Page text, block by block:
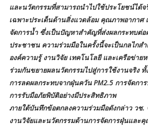
และนวัตกรรมที่สามารถนำไปใช้ประโยชน์ได้
เฉพาะประเด็นด้านสิ่งแวดล้อม คุณภาพอากาศ
จัดการน้ำ ซึ่งเป็นปัญหาสำคัญที่ส่งผลกระทบต่
ประชาชน ความร่วมมือในครั้งนี้จะเป็นกลไกส
องค์ความรู้ งานวิจัย เทคโนโลยี และเครือข่าย
ร่วมกันขยายผลนวัตกรรมไปสู่การใช้งานจริง ทั้
การลดผลกระทบจากฝุ่นควัน PM2.5 การจัดกา
การรับมือภัยพิบัติอย่างมีประสิทธิภาพ
ภายใต้บันทึกข้อตกลงความร่วมมือดังกล่าว วช
งานวิจัยและนวัตกรรมด้านการจัดการฝุ่นและ